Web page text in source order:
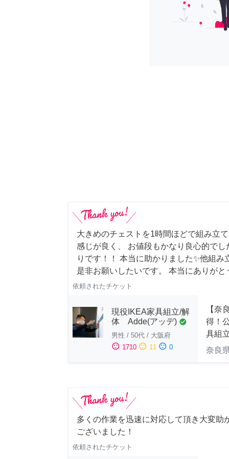
大きめのチェストを1時間ほどで組み立
感じが良く、 お値段もかなり良心的で
りです！！ 本当に助かりました✨他組
是非お願いしたいです。 本当にありが
依頼されたチケット
現役IKEA家具組立/解
体 Adde(アッデ) check_circle
男性 / 50代 / 大阪府
sentiment_satisfied 1710 sentiment_neutral 11 sentiment_dissatisfied 0
【奈
得！
具組
奈良
多くの作業を迅速に対応して頂き大変助
ございました！
依頼されたチケット